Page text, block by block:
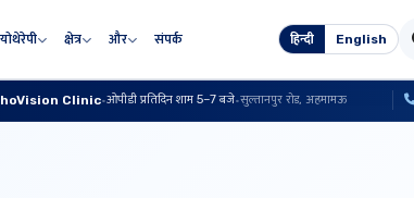
क्षेत्र और संपर्क हिन्दी English
Clinic·ओपीडी प्रतिदिन शाम 5–7 बजे·सुल्तानपुर रोड, अहमामऊ